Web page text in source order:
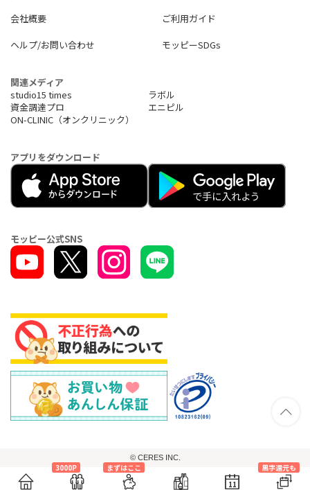
3000P
まずはここ
11
黒字還元も
会社概要
ご利用ガイド
ヘルプ/お問い合わせ
モッピーSDGs
関連メディア
studio15 times
ラボル
資金調達プロ
エニピル
ON-CLINIC（オンクリニック）
アプリをダウンロード
モッピー公式SNS
© CERES INC.